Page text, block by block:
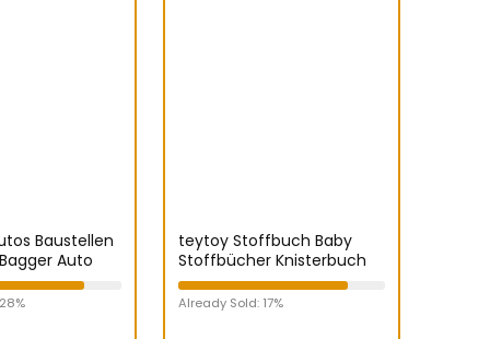
Baustellen
Auto
mit Karte
für
teytoy Stoffbuch Baby
Stoffbücher Knisterbuch
Babybuch zum Anfassen
und Fühlen Großes 3D
Already Sold: 17%